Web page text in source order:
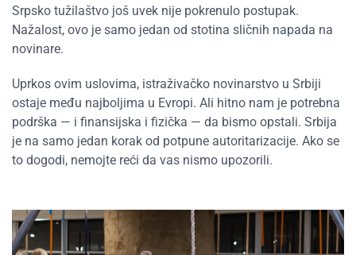
Srpsko tužilaštvo još uvek nije pokrenulo postupak.
Nažalost, ovo je samo jedan od stotina sličnih napada na
novinare.
Uprkos ovim uslovima, istraživačko novinarstvo u Srbiji
ostaje među najboljima u Evropi. Ali hitno nam je potrebna
podrška — i finansijska i fizička — da bismo opstali. Srbija
je na samo jedan korak od potpune autoritarizacije. Ako se
to dogodi, nemojte reći da vas nismo upozorili.